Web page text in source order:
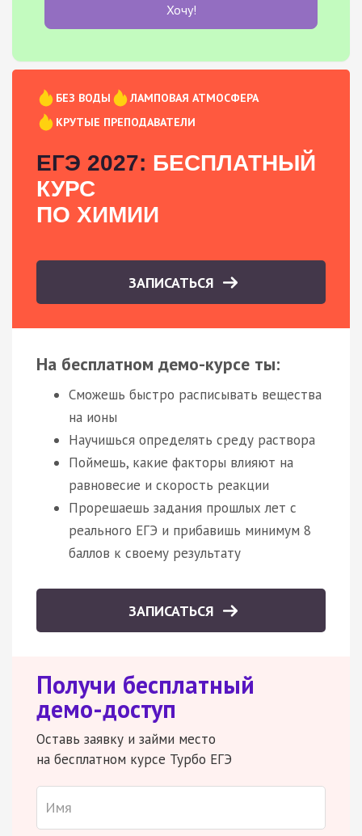
Хочу!
БЕЗ ВОДЫ
ЛАМПОВАЯ АТМОСФЕРА
КРУТЫЕ ПРЕПОДАВАТЕЛИ
ЕГЭ 2027: БЕСПЛАТНЫЙ
КУРС
ПО ХИМИИ
ЗАПИСАТЬСЯ
На бесплатном демо-курсе ты:
Сможешь быстро расписывать вещества
на ионы
Научишься определять среду раствора
Поймешь, какие факторы влияют на
равновесие и скорость реакции
Прорешаешь задания прошлых лет с
реального ЕГЭ и прибавишь минимум 8
баллов к своему результату
ЗАПИСАТЬСЯ
Получи бесплатный
демо-доступ
Оставь заявку и займи место
на бесплатном курсе Турбо ЕГЭ